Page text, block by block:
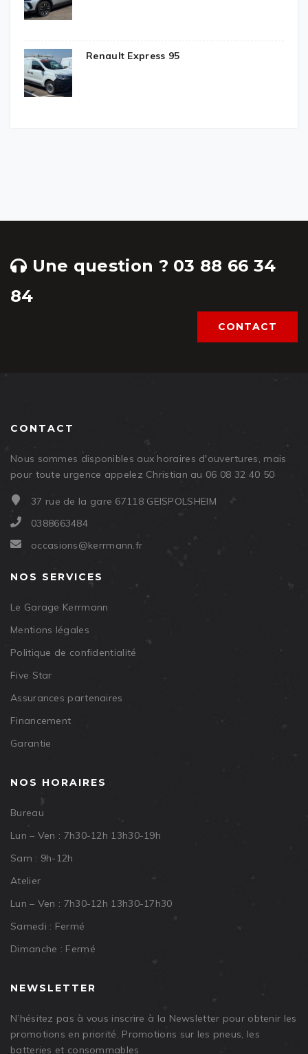
Renault Express 95
Une question ? 03 88 66 34
84
CONTACT
CONTACT
Nous sommes disponibles aux horaires d'ouvertures, mais
pour toute urgence appelez Christian au 06 08 32 40 50
37 rue de la gare 67118 GEISPOLSHEIM
0388663484
occasions@kerrmann.fr
NOS SERVICES
Le Garage Kerrmann
Mentions légales
Politique de confidentialité
Five Star
Assurances partenaires
Financement
Garantie
NOS HORAIRES
Bureau
Lun – Ven : 7h30-12h 13h30-19h
Sam : 9h-12h
Atelier
Lun – Ven : 7h30-12h 13h30-17h30
Samedi : Fermé
Dimanche : Fermé
NEWSLETTER
N’hésitez pas à vous inscrire à la Newsletter pour obtenir les
promotions en priorité. Promotions sur les pneus, les
batteries et consommables